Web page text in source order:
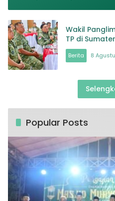
Wakil
TP di
Berita 8
Popular Posts